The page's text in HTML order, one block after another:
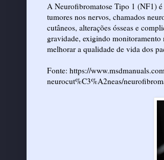
A Neurofibromatose Tipo 1 (NF1) é
tumores nos nervos, chamados
cutâneos, alterações ósseas e
gravidade, exigindo monitoramento
melhorar a qualidade de vida dos
Fonte: https://
neurocut%C3%A2neas/